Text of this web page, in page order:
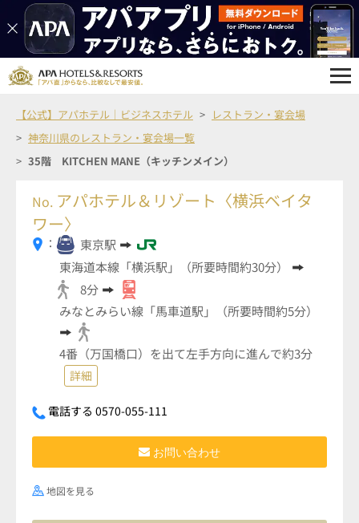
【公式】アパホテル｜ビジネスホテル
レストラン・宴会場
神奈川県のレストラン・宴会場一覧
35階 KITCHEN MANE（キッチンメイン）
No. アパホテル＆リゾート〈横浜ベイタ
ワー〉
：
東京駅
東海道本線「横浜駅」（所要時間約30分）
8分
みなとみらい線「馬車道駅」（所要時間約5分）
4番（万国橋口）を出て左手方向に進んで約3分
詳細
電話する 0570-055-111
お問い合わせ
地図を見る